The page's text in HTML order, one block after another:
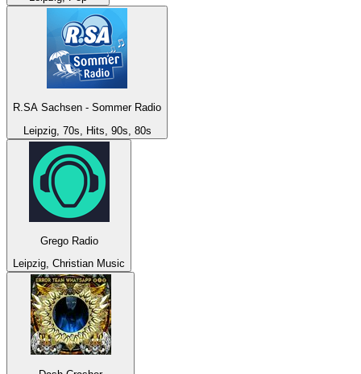
R.SA Sachsen - Sommer Radio
Leipzig, 70s, Hits, 90s, 80s
Grego Radio
Leipzig, Christian Music